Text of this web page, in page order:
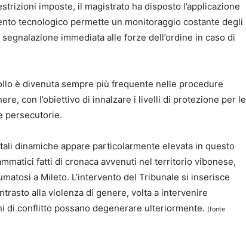
imposte, il magistrato ha disposto l’applicazione
tecnologico permette un monitoraggio costante degli
immediata alle forze dell’ordine in caso di
è divenuta sempre più frequente nelle procedure
con l’obiettivo di innalzare i livelli di protezione per le
persecutorie.
dinamiche appare particolarmente elevata in questo
fatti di cronaca avvenuti nel territorio vibonese,
a Mileto. L’intervento del Tribunale si inserisce
alla violenza di genere, volta a intervenire
di conflitto possano degenerare ulteriormente. (fonte